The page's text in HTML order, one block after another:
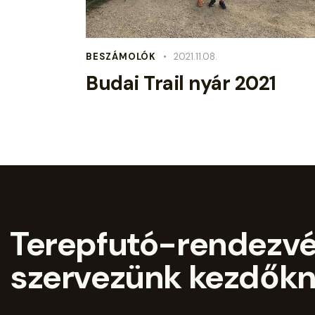
BESZÁMOLÓK 2021.11.08.
Budai Trail nyár 2021
Terepfutó-
szervezünk